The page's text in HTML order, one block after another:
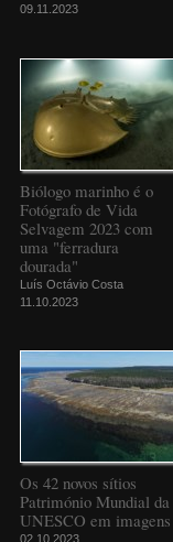
09.11.2023
Biólogo marinho é o
Fotógrafo de Vida
Selvagem 2023 com
uma "ferradura
dourada"
Luís Octávio Costa
11.10.2023
Os 42 novos sítios
Património Mundial da
UNESCO em imagens
02.10.2023